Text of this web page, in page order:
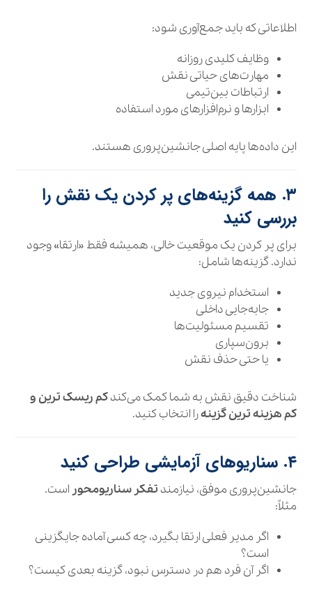
اطلاعاتی که باید جمع‌آوری شود:
وظایف کلیدی روزانه
مهارت‌های حیاتی نقش
ارتباطات بین‌تیمی
ابزارها و نرم‌افزارهای مورد استفاده
این داده‌ها پایه اصلی جانشین‌پروری هستند.
۳. همه گزینه‌های پر کردن یک نقش را
بررسی کنید
برای پر کردن یک موقعیت خالی، همیشه فقط «ارتقا» وجود
ندارد. گزینه‌ها شامل:
استخدام نیروی جدید
جابه‌جایی داخلی
تقسیم مسئولیت‌ها
برون‌سپاری
یا حتی حذف نقش
شناخت دقیق نقش به شما کمک می‌کندکم‌ ریسک‌ ترین و
کم‌ هزینه‌ ترین گزینهرا انتخاب کنید.
۴. سناریوهای آزمایشی طراحی کنید
جانشین‌پروری موفق، نیازمند تفکر سناریومحور است.
مثلاً:
اگر مدیر فعلی ارتقا بگیرد، چه کسی آماده جایگزینی
است؟
اگر آن فرد هم در دسترس نبود، گزینه بعدی کیست؟